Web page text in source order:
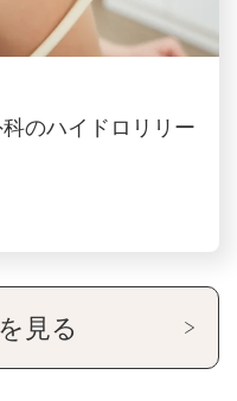
のハイドロリリー
見る